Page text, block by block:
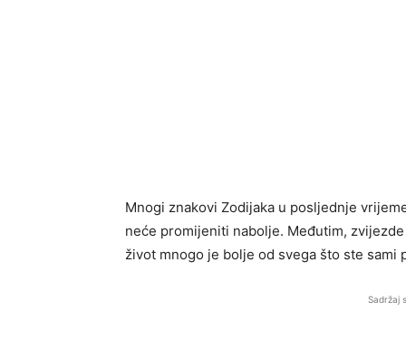
Mnogi znakovi Zodijaka u posljednje
neće promijeniti nabolje. Međutim,
život mnogo je bolje od svega što ste sami
Sadržaj